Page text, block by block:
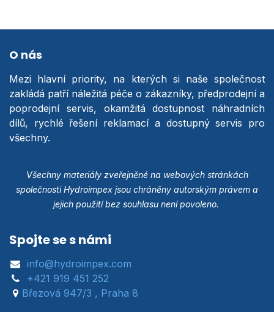
O nás
Mezi hlavní priority, na kterých si naše společnost
zakládá patří náležitá péče o zákazníky, předprodejní a
poprodejní servis, okamžitá dostupnost náhradních
dílů, rychlé řešení reklamací a dostupný servis pro
všechny.
Všechny materiály zveřejněné na webových stránkách
společnosti Hydroimpex jsou chráněny autorským právem a
jejich použití bez souhlasu není povoleno.
Spojte se s námi
info@hydroimpex.com
+421 919 451 252
Březová 947/3 , Praha 8